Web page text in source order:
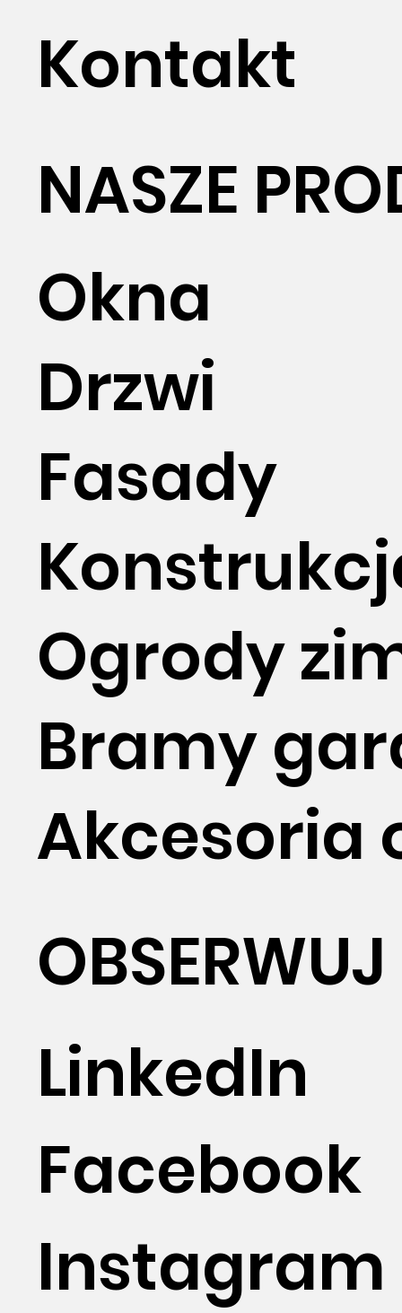
Kontakt
Okna
Drzwi
Fasady
Ogrody
Bramy
Akcesoria
NASZE
LinkedIn
Facebook
Instagram